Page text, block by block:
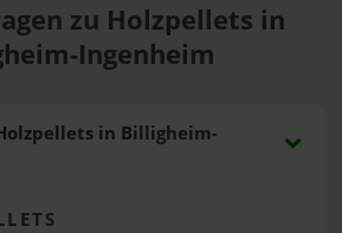
zu Holzpellets in
Ingenheim
in Billigheim-